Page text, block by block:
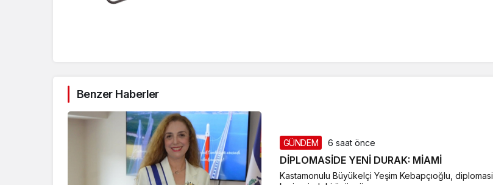
Benzer Haberler
GÜNDEM 6 saat önce
DİPLOMASİDE YENİ DURAK: MİAMİ
Kastamonulu Büyükelçi Yeşim Kebapçıoğlu, diplomasi